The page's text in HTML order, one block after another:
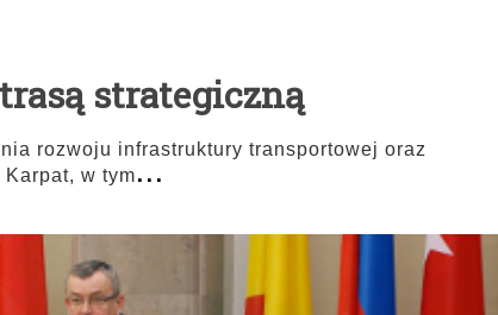
strategiczną
rozwoju infrastruktury transportowej oraz
w tym...